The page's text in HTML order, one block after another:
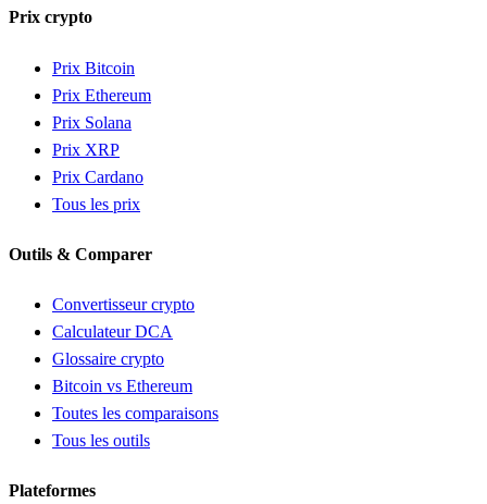
Prix crypto
Prix Bitcoin
Prix Ethereum
Prix Solana
Prix XRP
Prix Cardano
Tous les prix
Outils & Comparer
Convertisseur crypto
Calculateur DCA
Glossaire crypto
Bitcoin vs Ethereum
Toutes les comparaisons
Tous les outils
Plateformes